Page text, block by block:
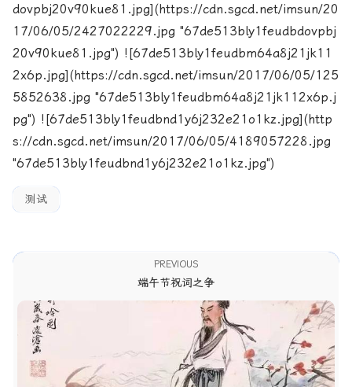
dovpbj20v90kue81.jpg](https://cdn.sgcd.net/imsun/20
17/06/05/2427022229.jpg "67de513bly1feudbdovpbj
20v90kue81.jpg") ![67de513bly1feudbm64a8j21jk11
2x6p.jpg](https://cdn.sgcd.net/imsun/2017/06/05/125
5852638.jpg "67de513bly1feudbm64a8j21jk112x6p.j
pg") ![67de513bly1feudbnd1y6j232e21o1kz.jpg](http
s://cdn.sgcd.net/imsun/2017/06/05/4189057228.jpg
"67de513bly1feudbnd1y6j232e21o1kz.jpg")
测试
PREVIOUS
端午节祝词之争